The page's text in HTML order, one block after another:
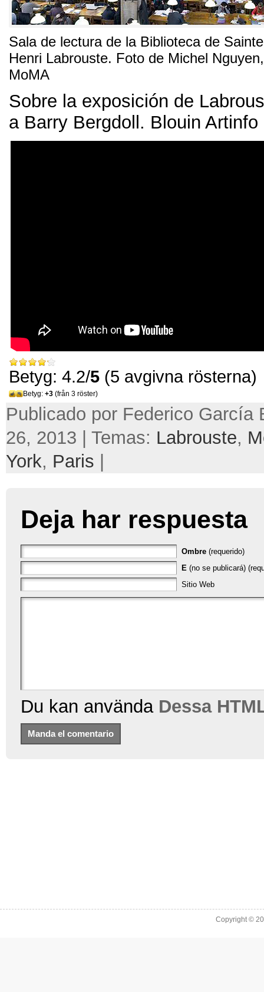
Sala de lectura de la Biblioteca de
Henri Labrouste. Foto de Michel Nguyen
MoMA
Sobre la exposición de
a Barry Bergdoll . Blouin Artinfo
Betyg: 4.2/5 (5 avgivna rösterna)
Betyg: +3 (från 3 röster)
Publicado por Federico García
26, 2013 | Temas: Labrouste,
York, Paris |
Deja har respuesta
Ombre (requerido)
E (no se publicará)
Sitio Web
Du kan använda Dessa
Copyright ©